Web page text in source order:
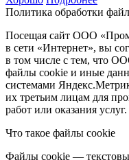
Политика обработки
Посещая сайт ООО
в сети «Интернет», вы
в том числе с тем, что
файлы cookie и иные
системами
их третьим лицам для
работ или оказания услуг.
Что такое файлы cookie
Файлы cookie —